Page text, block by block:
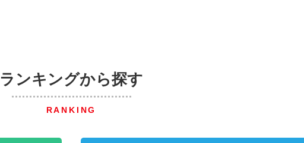
ランキングから探す
RANKING